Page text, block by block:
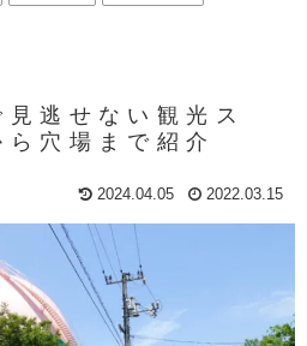
逃せない観光ス
穴場まで紹介
2024.04.05 2022.03.15